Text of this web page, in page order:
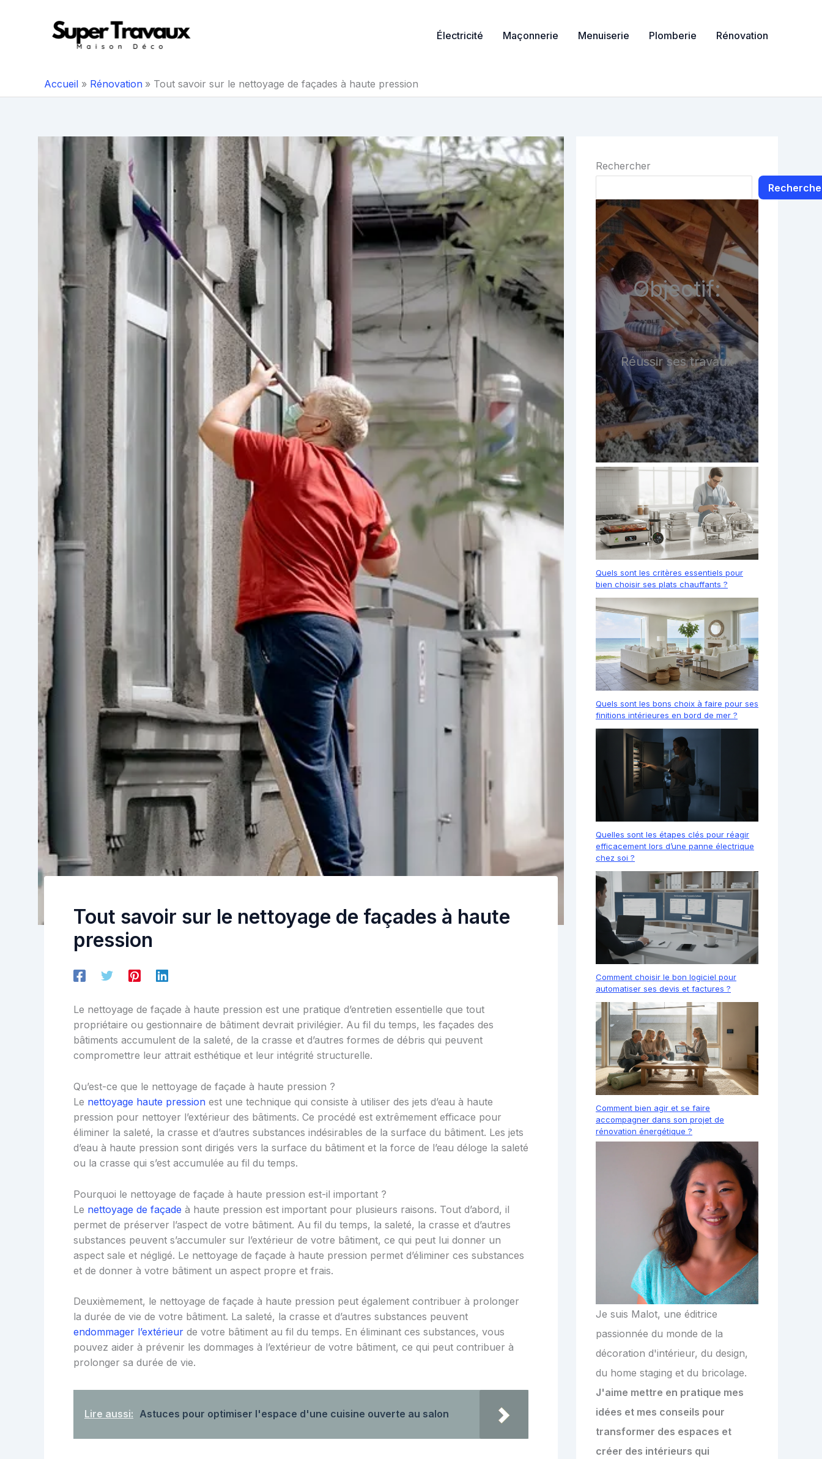
Électricité Maçonnerie Menuiserie Plomberie Rénovation
Accueil Rénovation Tout savoir sur le nettoyage de façades à haute pression
Tout savoir sur le nettoyage de façades à haute
pression
Le nettoyage de façade à haute pression est une pratique d’entretien essentielle que tout
propriétaire ou gestionnaire de bâtiment devrait privilégier. Au fil du temps, les façades des
bâtiments accumulent de la saleté, de la crasse et d’autres formes de débris qui peuvent
compromettre leur attrait esthétique et leur intégrité structurelle.
Qu’est-ce que le nettoyage de façade à haute pression ?
Le nettoyage haute pression est une technique qui consiste à utiliser des jets d’eau à haute
pression pour nettoyer l’extérieur des bâtiments. Ce procédé est extrêmement efficace pour
éliminer la saleté, la crasse et d’autres substances indésirables de la surface du bâtiment. Les jets
d’eau à haute pression sont dirigés vers la surface du bâtiment et la force de l’eau déloge la saleté
ou la crasse qui s’est accumulée au fil du temps.
Pourquoi le nettoyage de façade à haute pression est-il important ?
Le nettoyage de façade à haute pression est important pour plusieurs raisons. Tout d’abord, il
permet de préserver l’aspect de votre bâtiment. Au fil du temps, la saleté, la crasse et d’autres
substances peuvent s’accumuler sur l’extérieur de votre bâtiment, ce qui peut lui donner un
aspect sale et négligé. Le nettoyage de façade à haute pression permet d’éliminer ces substances
et de donner à votre bâtiment un aspect propre et frais.
Deuxièmement, le nettoyage de façade à haute pression peut également contribuer à prolonger
la durée de vie de votre bâtiment. La saleté, la crasse et d’autres substances peuvent
endommager l’extérieur de votre bâtiment au fil du temps. En éliminant ces substances, vous
pouvez aider à prévenir les dommages à l’extérieur de votre bâtiment, ce qui peut contribuer à
prolonger sa durée de vie.
Lire aussi: Astuces pour optimiser l'espace d'une cuisine ouverte au salon
Rechercher
Objectif:
Réussir ses travaux
Quels sont les critères essentiels pour
bien choisir ses plats chauffants ?
Quels sont les bons choix à faire pour ses
finitions intérieures en bord de mer ?
Quelles sont les étapes clés pour réagir
efficacement lors d’une panne électrique
chez soi ?
Comment choisir le bon logiciel pour
automatiser ses devis et factures ?
Comment bien agir et se faire
accompagner dans son projet de
rénovation énergétique ?
Je suis Malot, une éditrice
passionnée du monde de la
décoration d'intérieur, du design,
du home staging et du bricolage.
J'aime mettre en pratique mes
idées et mes conseils pour
transformer des espaces et
créer des intérieurs qui